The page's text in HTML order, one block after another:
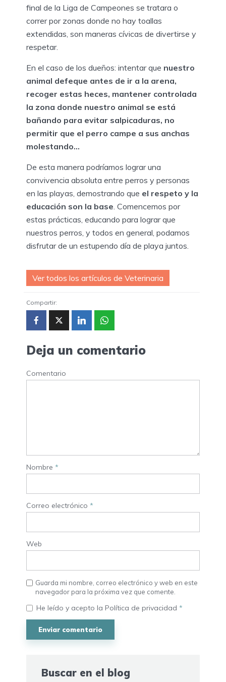
final de la Liga de Campeones se tratara o
correr por zonas donde no hay toallas
extendidas, son maneras cívicas de divertirse y
respetar.
En el caso de los dueños: intentar que nuestro
animal defeque antes de ir a la arena,
recoger estas heces, mantener controlada
la zona donde nuestro animal se está
bañando para evitar salpicaduras, no
permitir que el perro campe a sus anchas
molestando…
De esta manera podríamos lograr una
convivencia absoluta entre perros y personas
en las playas, demostrando que el respeto y la
educación son la base . Comencemos por
estas prácticas, educando para lograr que
nuestros perros, y todos en general, podamos
disfrutar de un estupendo día de playa juntos.
Ver todos los artículos de Veterinaria
Compartir:
Deja un comentario
Comentario
Nombre *
Correo electrónico *
Web
Guarda mi nombre, correo electrónico y web en este
navegador para la próxima vez que comente.
He leído y acepto la Política de privacidad *
Buscar en el blog